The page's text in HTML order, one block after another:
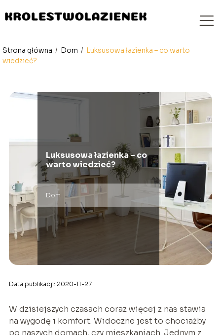
Strona główna / Dom / Luksusowa łazienka – co warto
wiedzieć?
Luksusowa łazienka – co
warto wiedzieć?
Dom
Data publikacji: 2020-11-27
W dzisiejszych czasach coraz więcej z nas stawia
na wygodę i komfort. Widoczne jest to chociażby